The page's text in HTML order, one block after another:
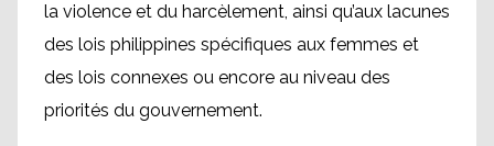
la violence et du harcèlement, ainsi qu’aux lacunes
des lois philippines spécifiques aux femmes et
des lois connexes ou encore au niveau des
priorités du gouvernement.